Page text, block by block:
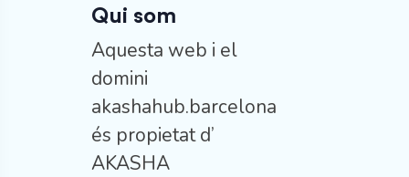
Qui som
Aquesta web i el
domini
akashahub.barcelona
és propietat d’
AKASHA